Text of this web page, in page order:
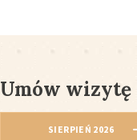
Umów wizytę
SIERPIEŃ 2026